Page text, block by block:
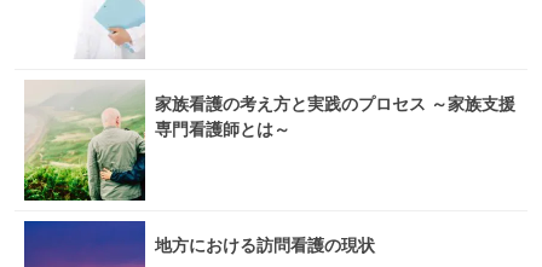
家族看護の考え方と実践のプロセス ～家族支援
専門看護師とは～
地方における訪問看護の現状